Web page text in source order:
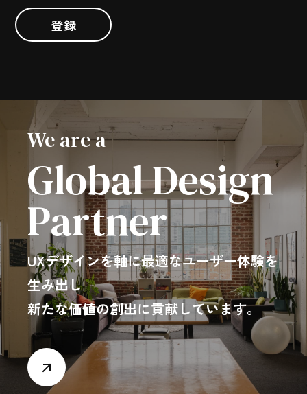
登録
We are a
Global Design
Partner
UXデザインを軸に最適なユーザー体験を
生み出し
新たな価値の創出に貢献しています。